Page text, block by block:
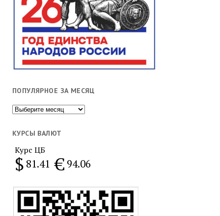
ПОПУЛЯРНОЕ ЗА МЕСЯЦ
Популярное
месяц
КУРСЫ ВАЛЮТ
Курс ЦБ
$ 81.41 € 94.06